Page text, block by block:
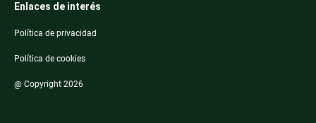
Enlaces de interés
Política de privacidad
Política de cookies
@ Copyright 2026